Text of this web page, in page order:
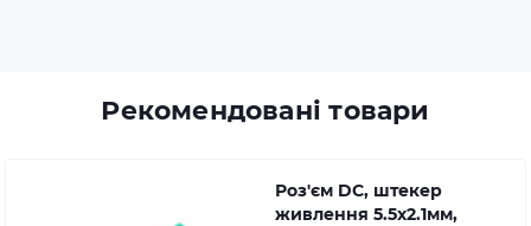
Рекомендовані товари
Роз'єм DC, штекер
живлення 5.5x2.1мм,